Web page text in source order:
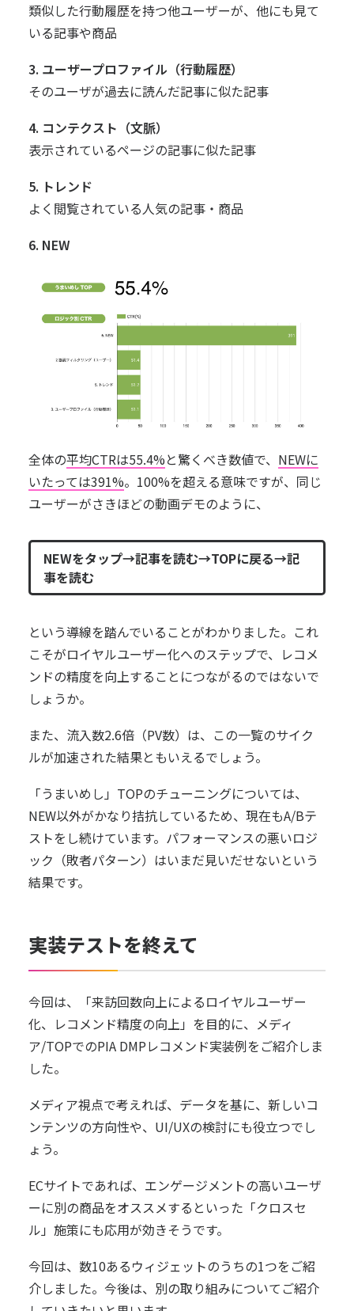
類似した行動履歴を持つ他ユーザーが、他にも見て
いる記事や商品
3. ユーザープロファイル（行動履歴）
そのユーザが過去に読んだ記事に似た記事
4. コンテクスト（文脈）
表示されているページの記事に似た記事
5. トレンド
よく閲覧されている人気の記事・商品
6. NEW
全体の平均CTRは55.4%と驚くべき数値で、 NEWに
いたっては391%。100%を超える意味ですが、同じ
ユーザーがさきほどの動画デモのように、
NEWをタップ→記事を読む→TOPに戻る→記
事を読む
という導線を踏んでいることがわかりました。これ
こそがロイヤルユーザー化へのステップで、レコメ
ンドの精度を向上することにつながるのではないで
しょうか。
また、流入数2.6倍（PV数）は、この一覧のサイク
ルが加速された結果ともいえるでしょう。
「うまいめし」TOPのチューニングについては、
NEW以外がかなり拮抗しているため、現在もA/Bテ
ストをし続けています。パフォーマンスの悪いロジ
ック（敗者パターン）はいまだ見いだせないという
結果です。
実装テストを終えて
今回は、「来訪回数向上によるロイヤルユーザー
化、レコメンド精度の向上」を目的に、メディ
ア/TOPでのPIA DMPレコメンド実装例をご紹介しま
した。
メディア視点で考えれば、データを基に、新しいコ
ンテンツの方向性や、UI/UXの検討にも役立つでし
ょう。
ECサイトであれば、エンゲージメントの高いユーザ
ーに別の商品をオススメするといった「クロスセ
ル」施策にも応用が効きそうです。
今回は、数10あるウィジェットのうちの1つをご紹
介しました。今後は、別の取り組みについてご紹介